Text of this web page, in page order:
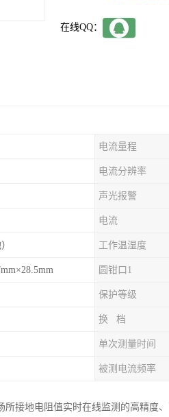
在线QQ：
电流量程
电流分辨率
声光报警
电流
工作温湿度
圆钳口1
保护等级
换 档
单次测量时间
被测电流频率
所接地电阻值实时在线监测的高精度